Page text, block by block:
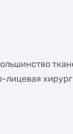
лицевая